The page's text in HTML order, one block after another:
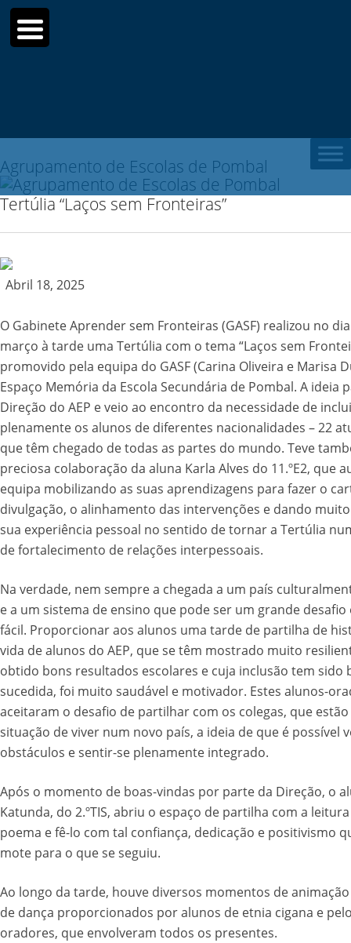
for:
Agrupamento de Escolas de Pombal
Tertúlia “Laços sem Fronteiras”
Abril 18, 2025
O Gabinete Aprender sem Fronteiras (GASF) realizou no
março à tarde uma Tertúlia com o tema “Laços sem
promovido pela equipa do GASF (Carina Oliveira e Marisa
Espaço Memória da Escola Secundária de Pombal. A ideia
Direção do AEP e veio ao encontro da necessidade de
plenamente os alunos de diferentes nacionalidades – 22
que têm chegado de todas as partes do mundo. Teve
preciosa colaboração da aluna Karla Alves do 11.ºE2, que
equipa mobilizando as suas aprendizagens para fazer o
divulgação, o alinhamento das intervenções e dando
sua experiência pessoal no sentido de tornar a Tertúlia
de fortalecimento de relações interpessoais.
Na verdade, nem sempre a chegada a um país
e a um sistema de ensino que pode ser um grande desafio
fácil. Proporcionar aos alunos uma tarde de partilha de
vida de alunos do AEP, que se têm mostrado muito
obtido bons resultados escolares e cuja inclusão tem sido
sucedida, foi muito saudável e motivador. Estes alunos-
aceitaram o desafio de partilhar com os colegas, que
situação de viver num novo país, a ideia de que é possível
obstáculos e sentir-se plenamente integrado.
Após o momento de boas-vindas por parte da Direção, o
Katunda, do 2.ºTIS, abriu o espaço de partilha com a
poema e fê-lo com tal confiança, dedicação e positivismo
mote para o que se seguiu.
Ao longo da tarde, houve diversos momentos de
de dança proporcionados por alunos de etnia cigana e
oradores, que envolveram todos os presentes.